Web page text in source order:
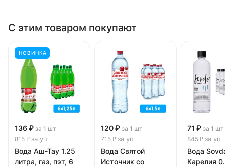
С этим товаром покупают
НОВИНКА
136 ₽ за 1 шт
815 ₽ за уп
Вода Аш-Тау 1.25
литра, газ, пэт, 6
120 ₽ за 1 шт
715 ₽ за уп
Вода Святой
Источник со
71 ₽ за 1 шт
845 ₽ за уп
Вода
Карелия